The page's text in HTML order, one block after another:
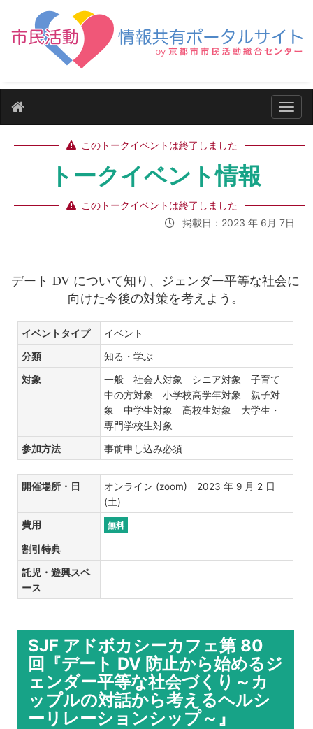
ナビ
このトークイベントは終了しました
トークイベント情報
このトークイベントは終了しました
掲載日：2023 年 6月 7日
デート DV について知り、ジェンダー平等な社会に
向けた今後の対策を考えよう。
イベントタイプ イベント
分類 知る・学ぶ
対象
一般 社会人対象 シニア対象 子育て
中の方対象 小学校高学年対象 親子対
象 中学生対象 高校生対象 大学生・
専門学校生対象
参加方法 事前申し込み必須
開催場所・日
オンライン (zoom) 2023 年 9 月 2 日
(土)
費用 無料
割引特典
託児・遊興スペ
ース
SJF アドボカシーカフェ第 80
回『デート DV 防止から始めるジ
ェンダー平等な社会づくり～カ
ップルの対話から考えるヘルシ
ーリレーションシップ～』